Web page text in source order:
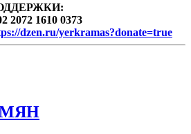
2072 1610 0373
dzen.ru/yerkramas?donate=true